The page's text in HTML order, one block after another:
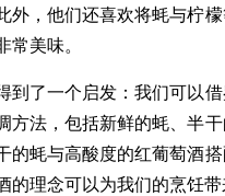
外，他们还喜欢将蚝与柠
常美味。
了一个启发：我们可以借
方法，包括新鲜的蚝、半
的蚝与高酸度的红葡萄酒
的理念可以为我们的烹饪带